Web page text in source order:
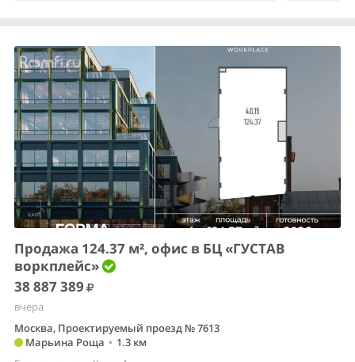
Продажа 124.37 м², офис в БЦ «ГУСТАВ
воркплейс»
38 887 389
вчера
Москва, Проектируемый проезд № 7613
Марьина Роща • 1.3 км